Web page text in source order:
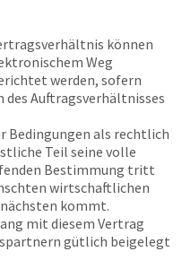
können
Weg
werden, sofern
des Auftragsverhältnisses
Bedingungen als rechtlich
Teil seine volle
Bestimmung tritt
wirtschaftlichen
kommt.
mit diesem Vertrag
gütlich beigelegt